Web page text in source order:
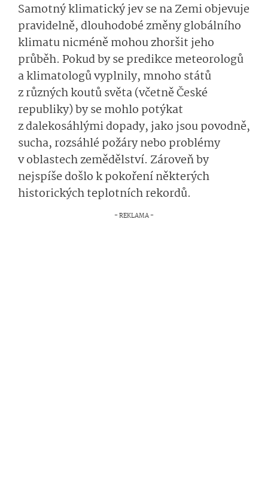
Samotný klimatický jev se na Zemi objevuje
pravidelně, dlouhodobé změny globálního
klimatu nicméně mohou zhoršit jeho
průběh. Pokud by se predikce meteorologů
a klimatologů vyplnily, mnoho států
z různých koutů světa (včetně České
republiky) by se mohlo potýkat
z dalekosáhlými dopady, jako jsou povodně,
sucha, rozsáhlé požáry nebo problémy
v oblastech zemědělství. Zároveň by
nejspíše došlo k pokoření některých
historických teplotních rekordů.